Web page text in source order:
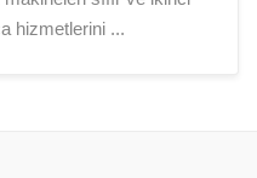
hizmetlerini ...